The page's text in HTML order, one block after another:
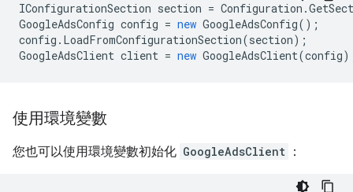
IConfigurationSection section = Configuration .
GoogleAdsConfig config = new GoogleAdsConfig();
config . LoadFromConfigurationSection(section);
GoogleAdsClient client = new GoogleAdsClient(config
使用環境變數
您也可以使用環境變數初始化 GoogleAdsClient ：